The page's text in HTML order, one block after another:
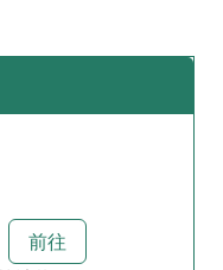
前往